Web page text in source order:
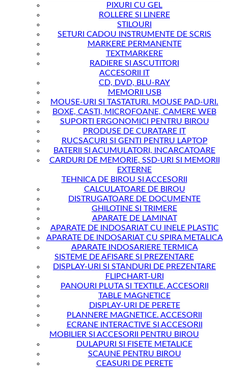
PIXURI CU GEL
ROLLERE SI LINERE
STILOURI
SETURI CADOU INSTRUMENTE DE SCRIS
MARKERE PERMANENTE
TEXTMARKERE
RADIERE SI ASCUTITORI
ACCESORII IT
CD, DVD, BLU-RAY
MEMORII USB
MOUSE-URI SI TASTATURI. MOUSE PAD-URI.
BOXE, CASTI, MICROFOANE, CAMERE WEB
SUPORTI ERGONOMICI PENTRU BIROU
PRODUSE DE CURATARE IT
RUCSACURI SI GENTI PENTRU LAPTOP
BATERII SI ACUMULATORI, INCARCATOARE
CARDURI DE MEMORIE, SSD-URI SI MEMORII
EXTERNE
TEHNICA DE BIROU SI ACCESORII
CALCULATOARE DE BIROU
DISTRUGATOARE DE DOCUMENTE
GHILOTINE SI TRIMERE
APARATE DE LAMINAT
APARATE DE INDOSARIAT CU INELE PLASTIC
APARATE DE INDOSARIAT CU SPIRA METALICA
APARATE INDOSARIERE TERMICA
SISTEME DE AFISARE SI PREZENTARE
DISPLAY-URI SI STANDURI DE PREZENTARE
FLIPCHART-URI
PANOURI PLUTA SI TEXTILE. ACCESORII
TABLE MAGNETICE
DISPLAY-URI DE PERETE
PLANNERE MAGNETICE. ACCESORII
ECRANE INTERACTIVE SI ACCESORII
MOBILIER SI ACCESORII PENTRU BIROU
DULAPURI SI FISETE METALICE
SCAUNE PENTRU BIROU
CEASURI DE PERETE